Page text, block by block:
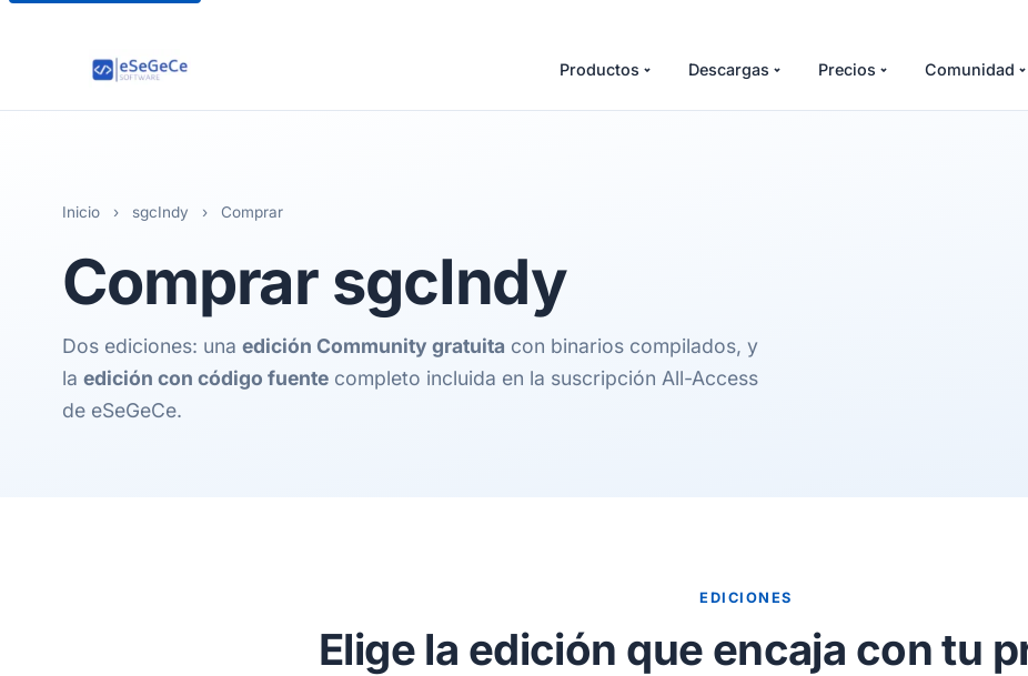
Productos Descargas Precios Comunidad
Inicio › sgcIndy › Comprar
Comprar sgcIndy
Dos ediciones: una edición Community gratuita con binarios compilados, y
la edición con código fuente completo incluida en la suscripción All-Access
de eSeGeCe.
EDICIONES
Elige la edición que encaja con tu